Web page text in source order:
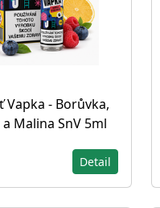
Vapka - Borůvka,
Malina SnV 5ml
Detail